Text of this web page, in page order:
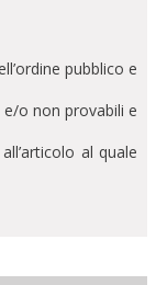
pubblico e
o non provabili e
al quale